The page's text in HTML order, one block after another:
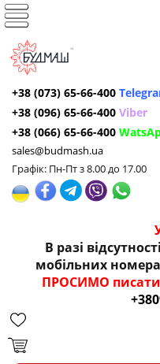
+38 (073) 65-66-400
+38 (096) 65-66-400 Viber
+38 (066) 65-66-400
sales@budmash.ua
Графік: Пн-Пт з 8.00 до 17.00
В разі
мобільних
ПРОСИМО писати